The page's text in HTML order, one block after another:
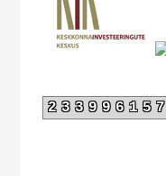
233996157